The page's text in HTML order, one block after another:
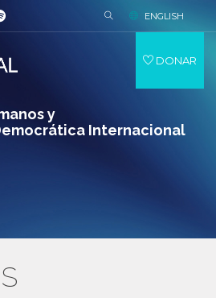
y
Internacional
ENGLISH
DONAR